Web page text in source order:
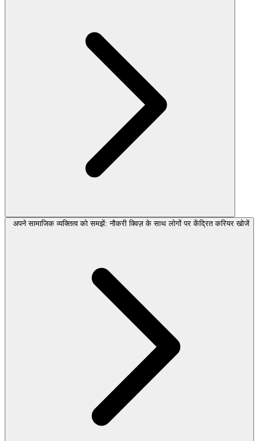
अपने सामाजिक व्यक्तित्व को समझें: नौकरी क्विज़ के साथ लोगों पर केंद्रित करियर खोजें